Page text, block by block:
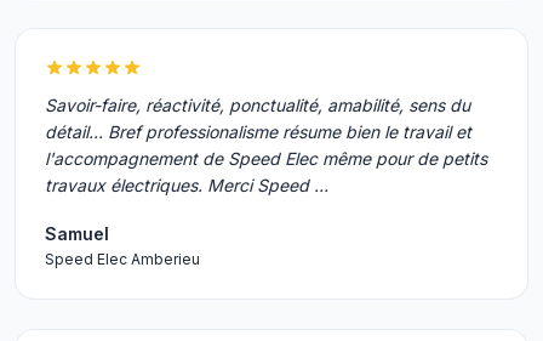
Savoir-faire, réactivité, ponctualité, amabilité, sens du
détail... Bref professionalisme résume bien le travail et
l'accompagnement de Speed Elec même pour de petits
travaux électriques. Merci Speed …
Samuel
Speed Elec Amberieu